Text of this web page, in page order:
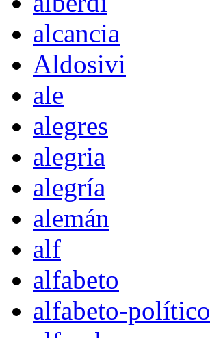
alcancia
Aldosivi
ale
alegres
alegria
alegría
alemán
alf
alfabeto
alfabeto-político